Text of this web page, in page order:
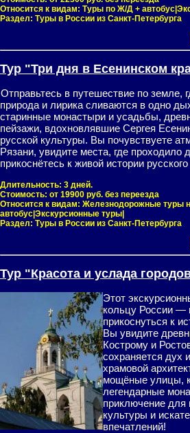
Относится к видам: Туры по Ж/Д +
Раздел: Туры в России из Санкт-Петербурга
Тур "Три дня в Есенинском
Отправьтесь в путешествие по земле,
природа и лирика сливаются в одно
старинные монастыри и усадьбы,
пейзажи, вдохновлявшие Сергея
русской культуры. Вы почувствуете
Рязани, увидите места, где проходило
прикоснётесь к живой истории
Длительность: 3 дней.
Стоимость: от 19900 руб. без переезда
Относится к видам: Железнодорожные туры
автобус|Экскурсионные туры|
Раздел: Туры в России из Санкт-Петербурга
Тур "Красота и услада
Этот
кольцу России —
прикоснуться к
Вы увидите
Кострому и
сохраняется дух
храмовой
мощёные улицы,
легендарные
приключение для
культуры и
впечатлений!